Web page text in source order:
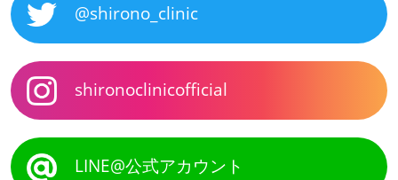
@shirono_clinic
shironoclinicofficial
LINE@公式アカウント